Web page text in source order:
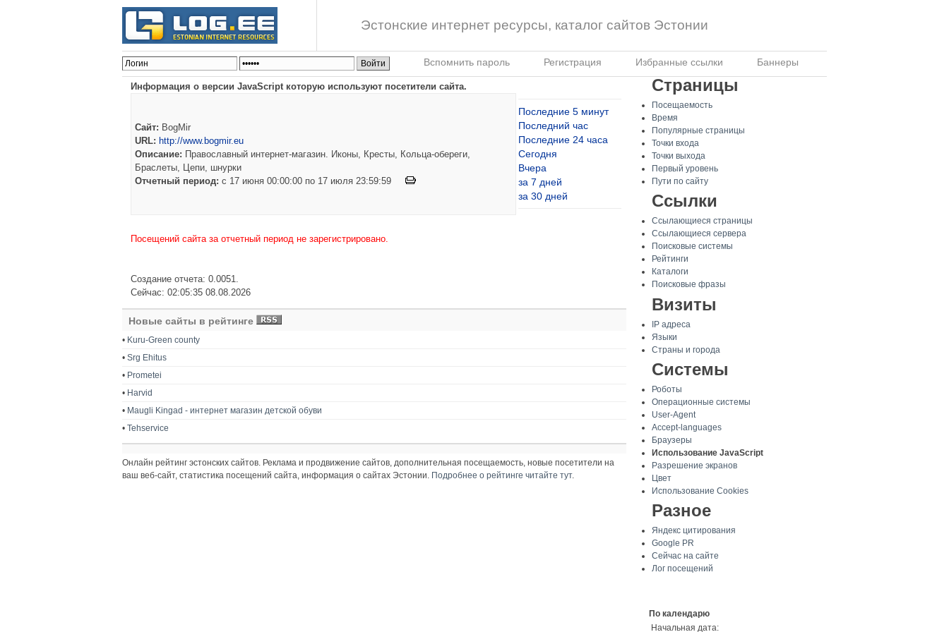
Эстонские интернет ресурсы, каталог сайтов Эстонии
Вспомнить пароль Регистрация Избранные ссылки Баннеры
Информация о версии JavaScript которую используют посетители сайта.
Сайт: BogMir
URL: http://www.bogmir.eu
Описание: Православный интернет-магазин. Иконы, Кресты, Кольца-обереги,
Браслеты, Цепи, шнурки
Отчетный период: c 17 июня 00:00:00 по 17 июля 23:59:59
Последние 5 минут
Последний час
Последние 24 часа
Сегодня
Вчера
за 7 дней
за 30 дней
Посещений сайта за отчетный период не зарегистрировано.
Создание отчета: 0.0051.
Сейчас: 02:05:35 08.08.2026
Новые сайты в рейтинге
• Kuru-Green county
• Srg Ehitus
• Prometei
• Harvid
• Maugli Kingad - интернет магазин детской обуви
• Tehservice
Онлайн рейтинг эстонских сайтов. Реклама и продвижение сайтов, дополнительная посещаемость, новые посетители на
ваш веб-сайт, статистика посещений сайта, информация о сайтах Эстонии. Подробнее о рейтинге читайте тут.
Страницы
Посещаемость
Время
Популярные страницы
Точки входа
Точки выхода
Первый уровень
Пути по сайту
Ссылки
Ссылающиеся страницы
Ссылающиеся сервера
Поисковые системы
Рейтинги
Каталоги
Поисковые фразы
Визиты
IP адреса
Языки
Страны и города
Системы
Роботы
Операционные системы
User-Agent
Accept-languages
Браузеры
Использование JavaScript
Разрешение экранов
Цвет
Использование Cookies
Разное
Яндекс цитирования
Google PR
Сейчас на сайте
Лог посещений
По календарю
Начальная дата: